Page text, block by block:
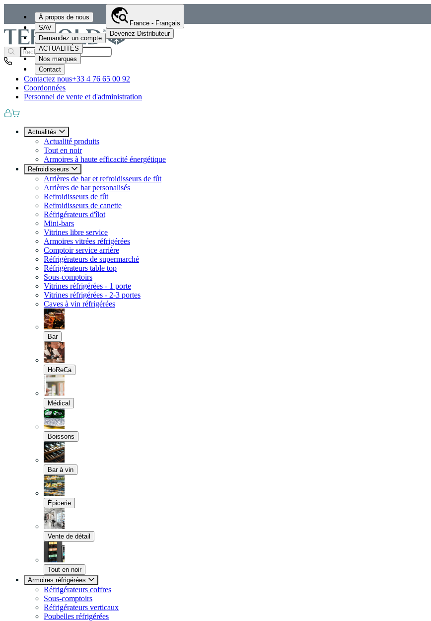
À propos de nous
SAV
Demandez un compte
ACTUALITÉS
Nos marques
Contact
France - Français
Devenez Distributeur
Contactez nous+33 4 76 65 00 92
Coordonnées
Personnel de vente et d'administration
Actualités
Actualité produits
Tout en noir
Armoires à haute efficacité énergétique
Refroidisseurs
Arrières de bar et refroidisseurs de fût
Arrières de bar personalisés
Refroidisseurs de fût
Refroidisseurs de canette
Réfrigérateurs d'îlot
Mini-bars
Vitrines libre service
Armoires vitrées réfrigérées
Comptoir service arrière
Réfrigérateurs de supermarché
Réfrigérateurs table top
Sous-comptoirs
Vitrines réfrigérées - 1 porte
Vitrines réfrigérées - 2-3 portes
Caves à vin réfrigérées
Bar
HoReCa
Médical
Boissons
Bar à vin
Épicerie
Vente de détail
Tout en noir
Armoires réfrigérées
Réfrigérateurs coffres
Sous-comptoirs
Réfrigérateurs verticaux
Poubelles réfrigérées